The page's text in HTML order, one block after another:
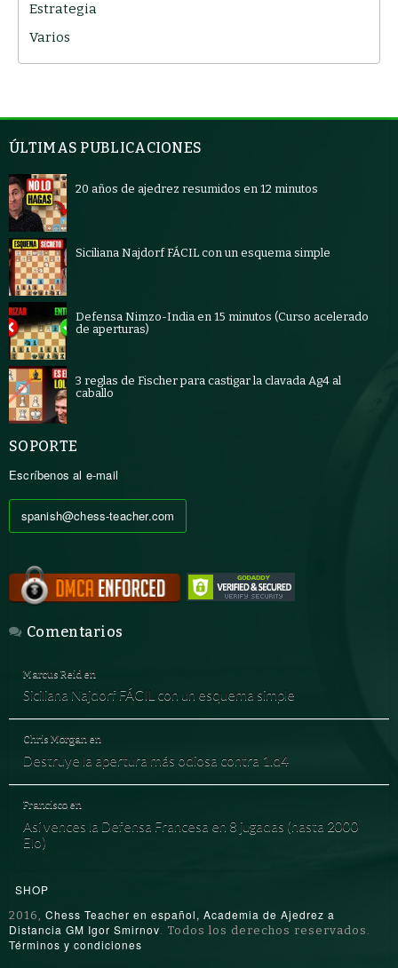
Estrategia
Varios
ÚLTIMAS PUBLICACIONES
20 años de ajedrez resumidos en 12 minutos
Siciliana Najdorf FÁCIL con un esquema simple
Defensa Nimzo-India en 15 minutos (Curso acelerado
de aperturas)
3 reglas de Fischer para castigar la clavada Ag4 al
caballo
SOPORTE
Escríbenos al e-mail
spanish@chess-teacher.com
Comentarios
Marcus Reid en
Siciliana Najdorf FÁCIL con un esquema simple
Chris Morgan en
Destruye la apertura más odiosa contra 1.d4
Franciscoen
Así vences la Defensa Francesa en 8 jugadas (hasta 2000
Elo)
SHOP
2016, Chess Teacher en español, Academia de Ajedrez a
Distancia GM Igor Smirnov. Todos los derechos reservados.
Términos y condiciones